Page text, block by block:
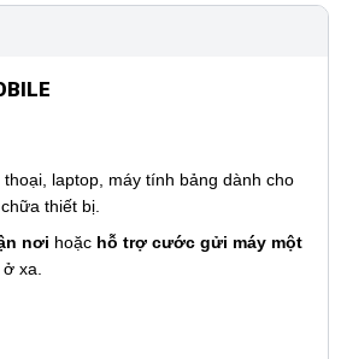
thoại, laptop, máy tính bảng dành cho
thiết bị.
nơi hoặc hỗ trợ cước gửi máy một
ở xa.